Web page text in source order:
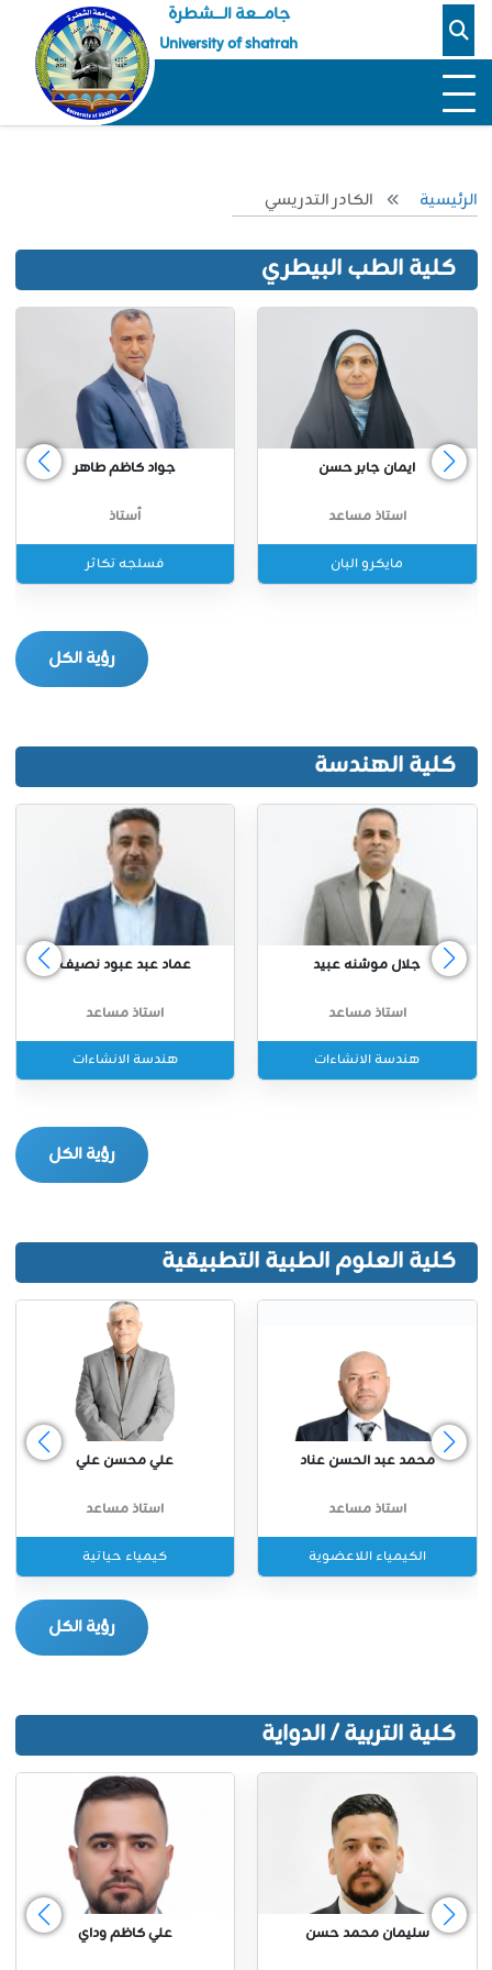
جامـــعة الــــشطرة
University of shatrah
الرئيسية الكادر التدريسي
كلية الطب البيطري
ايمان جابر حسن
استاذ مساعد
مايكرو البان
جواد كاظم طاهر
أستاذ
فسلجه تكاثر
رؤية الكل
كلية الهندسة
جلال موشنه عبيد
استاذ مساعد
هندسة الانشاءات
عماد عبد عبود نصيف
استاذ مساعد
هندسة الانشاءات
رؤية الكل
كلية العلوم الطبية التطبيقية
محمد عبد الحسن عناد
استاذ مساعد
الكيمياء اللاعضوية
علي محسن علي
استاذ مساعد
كيمياء حياتية
رؤية الكل
كلية التربية / الدواية
سليمان محمد حسن
علي كاظم وداي